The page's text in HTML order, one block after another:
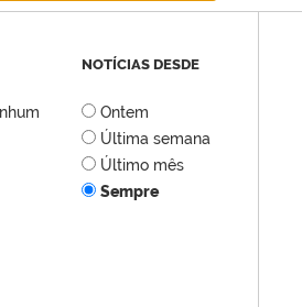
NOTÍCIAS DESDE
Ontem
Última semana
Último mês
Sempre